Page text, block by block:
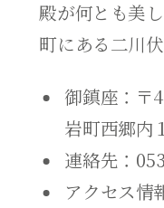
殿が何とも美
町にある二川
御鎮座：〒
岩町西郷内
連絡先：
アクセス情